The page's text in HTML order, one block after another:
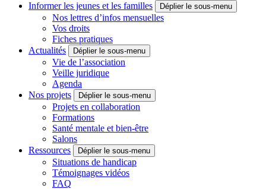
Informer les jeunes et les familles
Déplier le sous-menu
Nos lettres d’infos mensuelles
Vos droits
Fiches pratiques
Actualités
Déplier le sous-menu
Vie de l’association
Veille juridique
Agenda
Nos projets
Déplier le sous-menu
Projets en collaboration
Formations
Santé mentale et bien-être
Salons
Ressources
Déplier le sous-menu
Situations de handicap
Témoignages vidéos
FAQ